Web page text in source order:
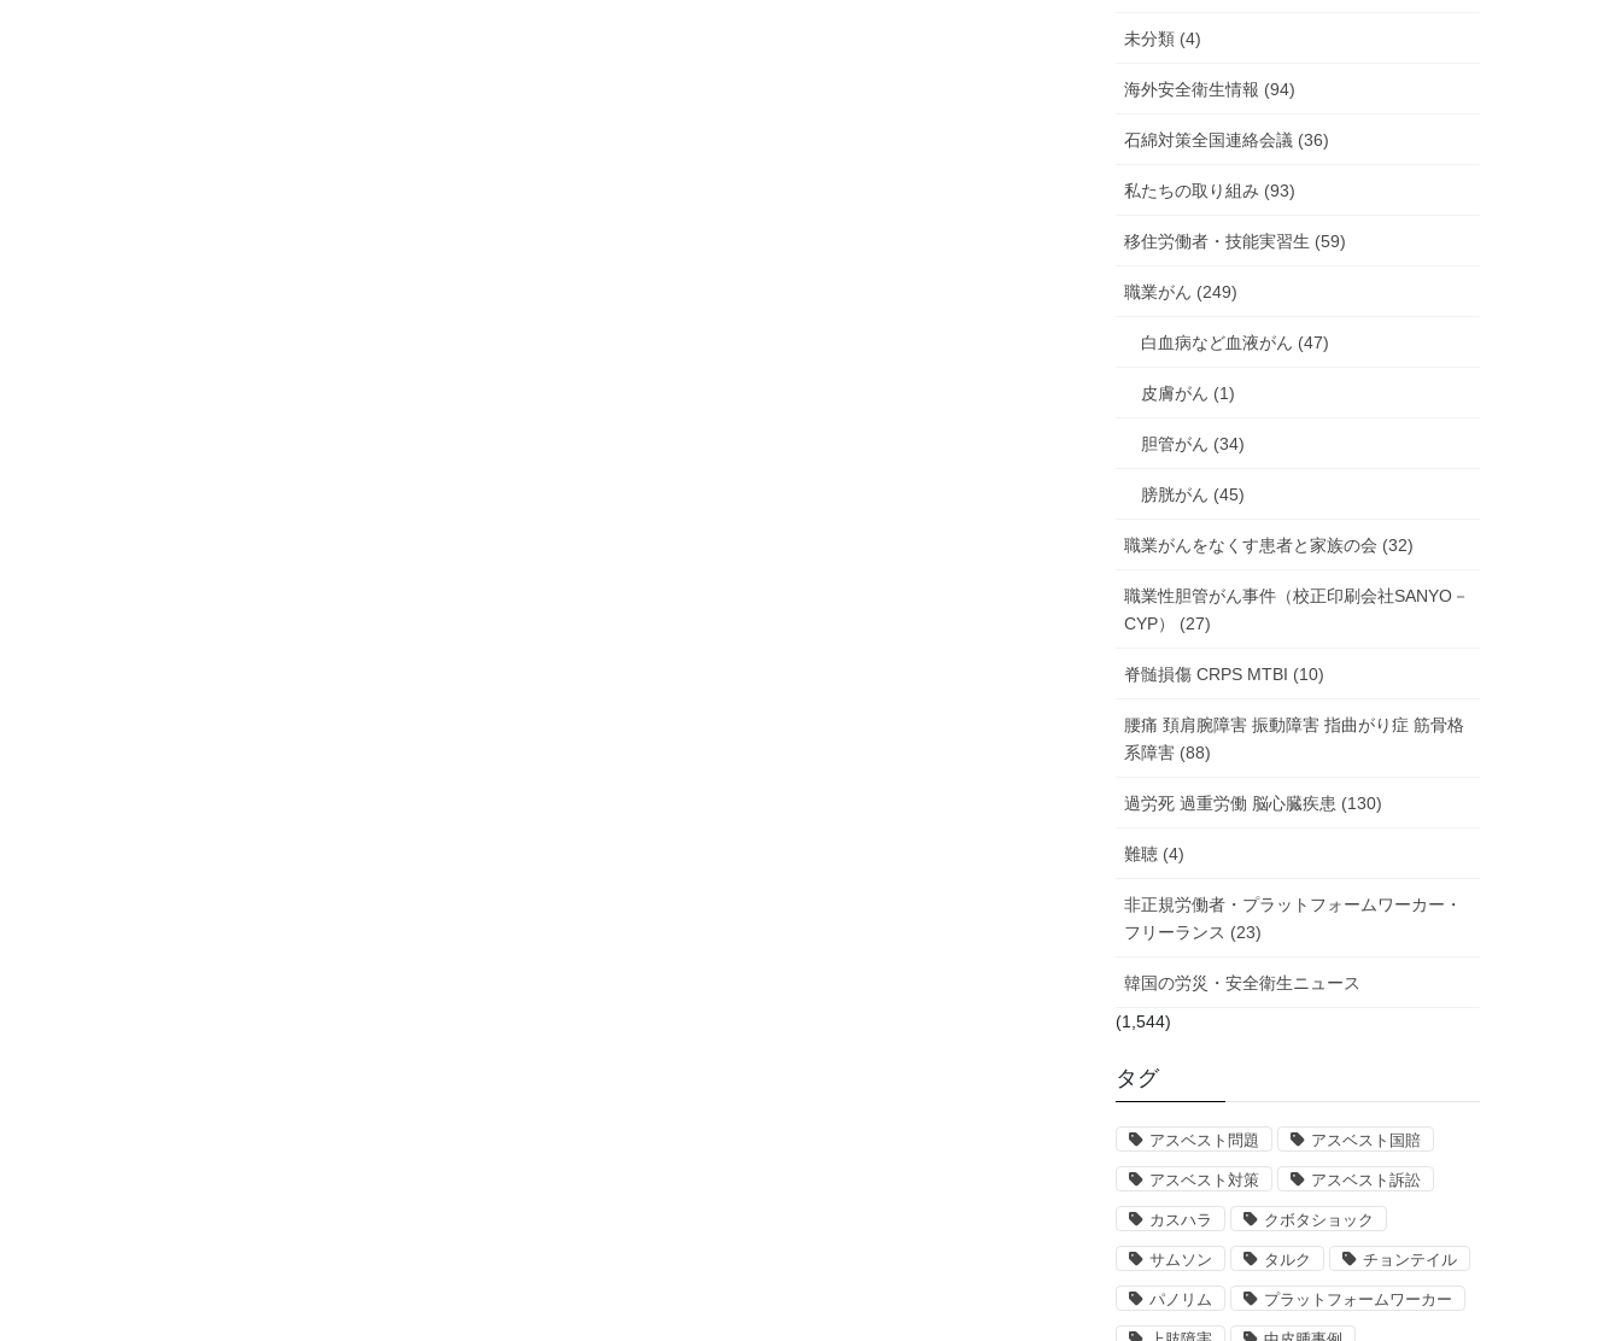
未分類 (4)
海外安全衛生情報 (94)
石綿対策全国連絡会議 (36)
私たちの取り組み (93)
移住労働者・技能実習生 (59)
職業がん (249)
白血病など血液がん (47)
皮膚がん (1)
胆管がん (34)
膀胱がん (45)
職業がんをなくす患者と家族の会 (32)
職業性胆管がん事件（校正印刷会社SANYO－
CYP） (27)
脊髄損傷 CRPS MTBI (10)
腰痛 頚肩腕障害 振動障害 指曲がり症 筋骨格
系障害 (88)
過労死 過重労働 脳心臓疾患 (130)
難聴 (4)
非正規労働者・プラットフォームワーカー・
フリーランス (23)
韓国の労災・安全衛生ニュース
(1,544)
タグ
アスベスト問題 アスベスト国賠
アスベスト対策 アスベスト訴訟
カスハラ クボタショック
サムソン タルク チョンテイル
パノリム プラットフォームワーカー